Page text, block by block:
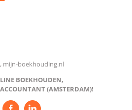
mijn-boekhouding.nl
BOEKHOUDEN,
(AMSTERDAM)!